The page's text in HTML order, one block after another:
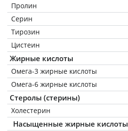
Пролин
Серин
Тирозин
Цистеин
Жирные кислоты
Омега-3 жирные кислоты
Омега-6 жирные кислоты
Стеролы (стерины)
Холестерин
Насыщенные жирные кислоты